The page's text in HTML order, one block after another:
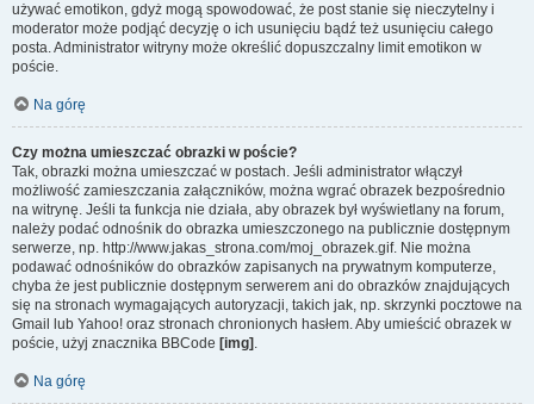
używać emotikon, gdyż mogą spowodować, że post stanie się nieczytelny i
moderator może podjąć decyzję o ich usunięciu bądź też usunięciu całego
posta. Administrator witryny może określić dopuszczalny limit emotikon w
poście.
Na górę
Czy można umieszczać obrazki w poście?
Tak, obrazki można umieszczać w postach. Jeśli administrator włączył
możliwość zamieszczania załączników, można wgrać obrazek bezpośrednio
na witrynę. Jeśli ta funkcja nie działa, aby obrazek był wyświetlany na forum,
należy podać odnośnik do obrazka umieszczonego na publicznie dostępnym
serwerze, np. http://www.jakas_strona.com/moj_obrazek.gif. Nie można
podawać odnośników do obrazków zapisanych na prywatnym komputerze,
chyba że jest publicznie dostępnym serwerem ani do obrazków znajdujących
się na stronach wymagających autoryzacji, takich jak, np. skrzynki pocztowe na
Gmail lub Yahoo! oraz stronach chronionych hasłem. Aby umieścić obrazek w
poście, użyj znacznika BBCode [img] .
Na górę